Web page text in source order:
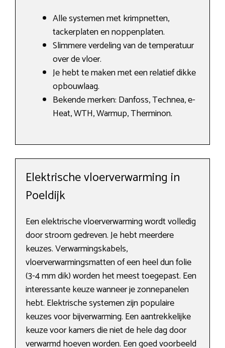
Alle systemen met krimpnetten,
tackerplaten en noppenplaten.
Slimmere verdeling van de temperatuur
over de vloer.
Je hebt te maken met een relatief dikke
opbouwlaag.
Bekende merken: Danfoss, Technea, e-
Heat, WTH, Warmup, Therminon.
Elektrische vloerverwarming in
Poeldijk
Een elektrische vloerverwarming wordt volledig
door stroom gedreven. Je hebt meerdere
keuzes. Verwarmingskabels,
vloerverwarmingsmatten of een heel dun folie
(3-4 mm dik) worden het meest toegepast. Een
interessante keuze wanneer je zonnepanelen
hebt. Elektrische systemen zijn populaire
keuzes voor bijverwarming. Een aantrekkelijke
keuze voor kamers die niet de hele dag door
verwarmd hoeven worden. Een goed voorbeeld